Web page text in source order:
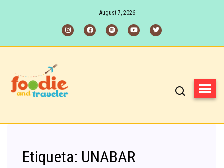
August 7, 2026
Etiqueta: UNABAR